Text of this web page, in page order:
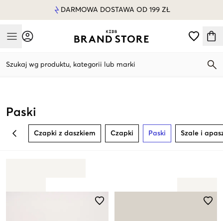
DARMOWA DOSTAWA OD 199 ZŁ
Mobile Menu
Szukaj wg produktu, kategorii lub marki
Paski
BACK Czapki z daszkiem Czapki Paski Szale i